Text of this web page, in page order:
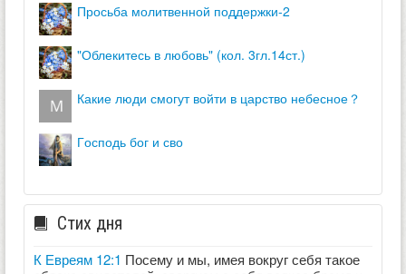
просьба молитвенной поддержки-2
"облекитесь в любовь" (кол. 3гл.14ст.)
какие люди смогут войти в царство небесное？
господь бог и сво
Стих дня
К Евреям 12:1 Посему и мы, имея вокруг себя такое